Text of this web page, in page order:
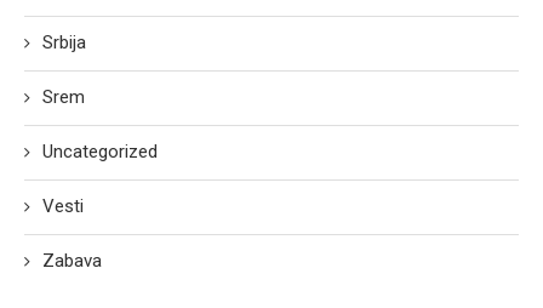
Srbija
Srem
Uncategorized
Vesti
Zabava